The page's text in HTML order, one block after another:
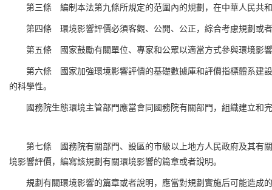
第三條 編制本法第九條所規定的范圍內的規劃，在中華人民共
第四條 環境影響評價必須客觀、公開、公正，綜合考慮規劃或
第五條 國家鼓勵有關單位、專家和公眾以適當方式參與環境影
第六條 國家加強環境影響評價的基礎數據庫和評價指標體系建
的科學性。
國務院生態環境主管部門應當會同國務院有關部門，組織建立和
第七條 國務院有關部門、設區的市級以上地方人民政府及其有
境影響評價，編寫該規劃有關環境影響的篇章或者說明。
規劃有關環境影響的篇章或者說明，應當對規劃實施后可能造成